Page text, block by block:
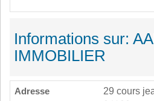
Informations sur:
IMMOBILIER
Adresse
29 cours